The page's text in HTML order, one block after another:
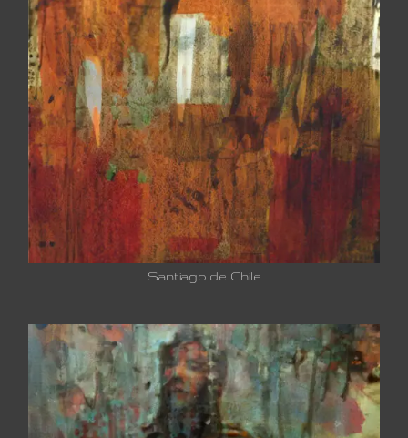
Santiago de Chile